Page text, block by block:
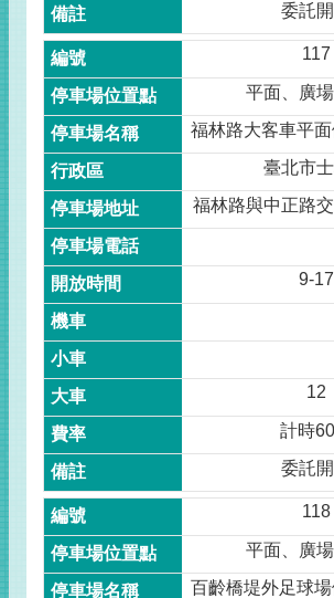
委託
117
平面、廣
福林路大客車平
臺北市
福林路與中正路
9-17
12
計時
委託
118
平面、廣
百齡橋堤外足球